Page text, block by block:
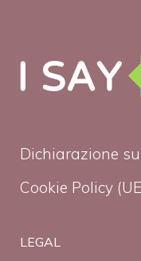
Dichiarazione
Cookie Policy
LEGAL